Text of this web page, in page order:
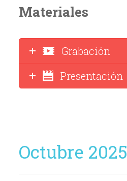
Materiales
Grabación
Presentación
Octubre 2025